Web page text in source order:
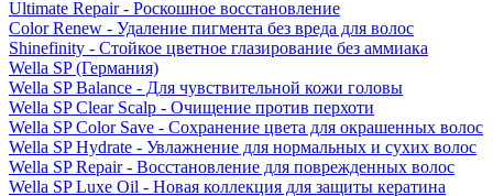
Ultimate Repair - Роскошное восстановление
Color Renew - Удаление пигмента без вреда для волос
Shinefinity - Стойкое цветное глазирование без аммиака
Wella SP (Германия)
Wella SP Balance - Для чувствительной кожи головы
Wella SP Clear Scalp - Очищение против перхоти
Wella SP Color Save - Сохранение цвета для окрашенных волос
Wella SP Hydrate - Увлажнение для нормальных и сухих волос
Wella SP Repair - Восстановление для поврежденных волос
Wella SP Luxe Oil - Новая коллекция для защиты кератина